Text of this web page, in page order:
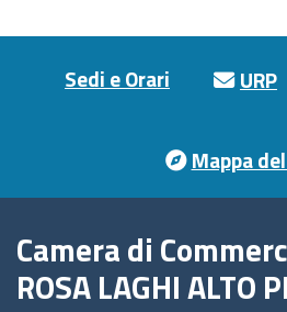
Sedi e Orari URP
Mappa
Camera di
ROSA LAGHI ALTO